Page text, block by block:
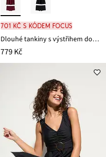
701 Kč s kódem FOCUS
Dlouhé tankiny s výstřihem do V (2dílná souprava)
779 Kč